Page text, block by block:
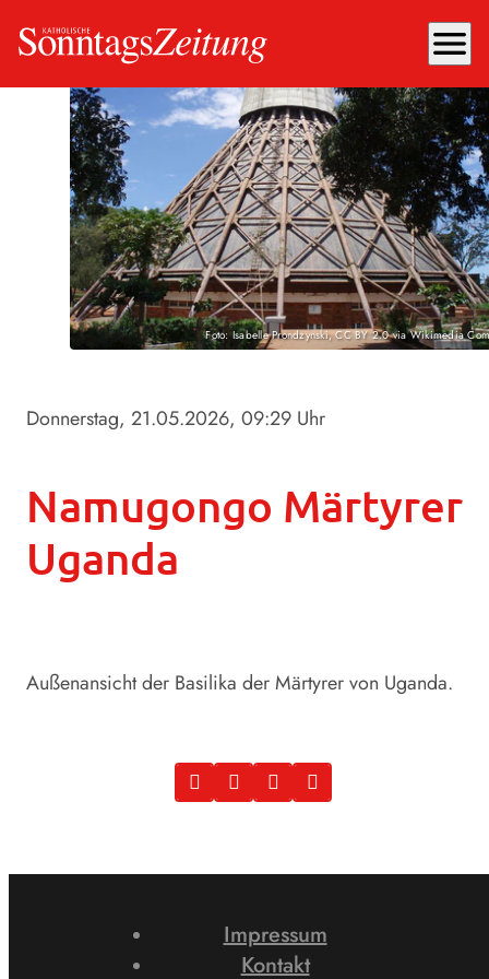
menu
Foto: Isabelle Prondzynski, CC BY 2.0 via Wikimedia
Donnerstag, 21.05.2026, 09:29 Uhr
Namugongo Märtyrer
Uganda
Außenansicht der Basilika der Märtyrer von Uganda.
Impressum
Kontakt